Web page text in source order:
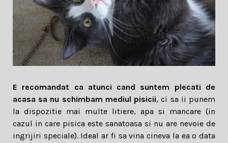
E recomandat ca atunci cand suntem plecati de
acasa sa nu schimbam mediul pisicii, ci sa ii punem
la dispozitie mai multe litiere, apa si mancare (in
cazul in care pisica este sanatoasa si nu are nevoie de
ingrijiri speciale). Ideal ar fi sa vina cineva la ea o data